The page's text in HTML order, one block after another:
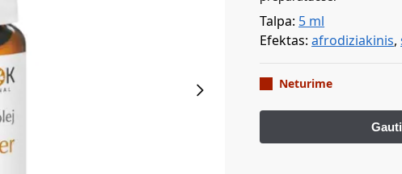
Talpa: 5 ml
Efektas:afrodiziakinis,
Neturime